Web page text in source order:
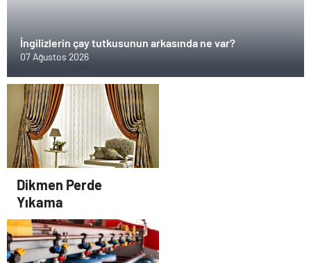
İngilizlerin çay tutkusunun arkasında ne var?
07 Ağustos 2026
Dikmen Perde
Yıkama